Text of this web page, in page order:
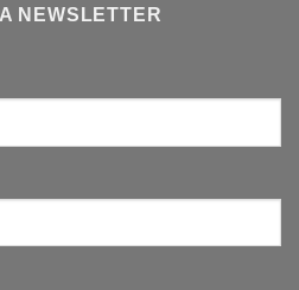
NEWSLETTER